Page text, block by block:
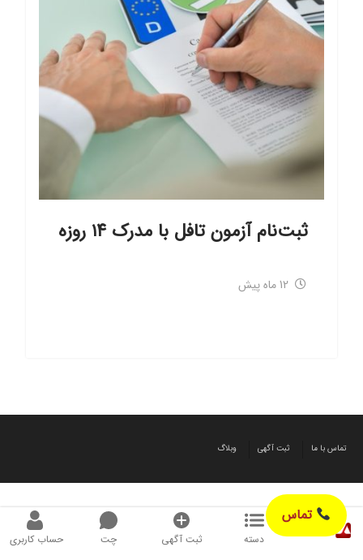
دسته ثبت آگهی چت حساب کاربری
تماس
ثبت‌نام آزمون تافل با مدرک ۱۴ روزه
12 ماه پیش
تماس با ما ثبت آگهی وبلاگ